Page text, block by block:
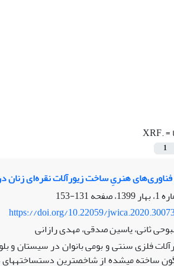
=
.XRF
1
هنریِ ساخت زیورآلات نقره‌ای زنان
131-153
https://doi.org/10.22059/
ثانی، یاسین صدقی، مهدی رازانی
فلزی سنتی و بومی بانوان در سیستان و
ساخته می‏شده از شاخص‏ترین دست‏ساخته‏های